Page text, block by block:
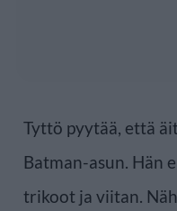
Tyttö pyytää, että
Batman-asun. Hän
trikoot ja viitan.